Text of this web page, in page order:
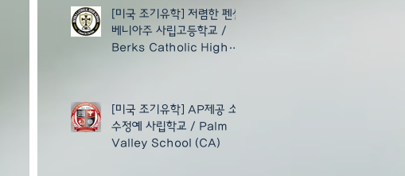
[미국 조기유학] 저렴한 펜실
베니아주 사립고등학교 /
Berks Catholic High
[미국 조기유학] AP제공 소
수정예 사립학교 / Palm
Valley School (CA)